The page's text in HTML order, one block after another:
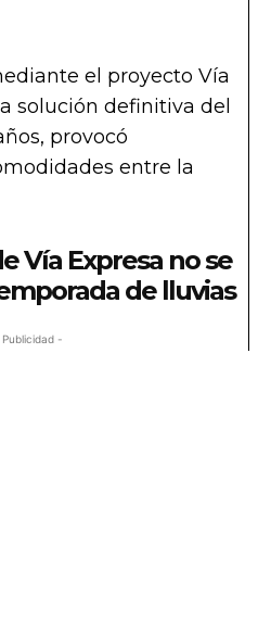
el proyecto Vía
solución definitiva del
provocó
entre la
Vía Expresa no se
de lluvias
-